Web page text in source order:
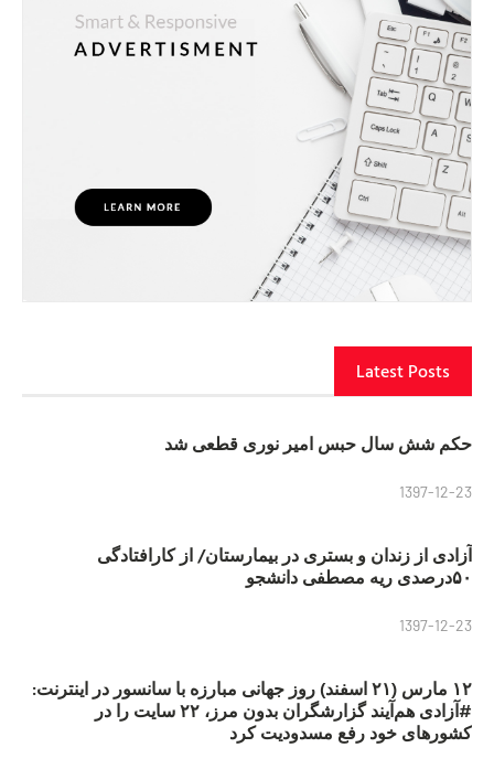
Latest Posts
حکم شش سال حبس امیر نوری قطعی شد
1397-12-23
آزادی از زندان و بستری در بیمارستان/ از کارافتادگی
۵۰درصدی ریه مصطفی دانشجو
1397-12-23
۱۲ مارس (۲۱ اسفند) روز جهانی مبارزه با سانسور در اینترنت:
#آزادی هم‌آیند گزارشگران‌ بدون مرز، ۲۲ سایت را در
کشورهای خود رفع مسدودیت کرد